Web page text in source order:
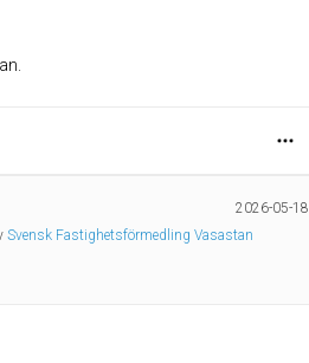
2026-05-18
Svensk Fastighetsförmedling Vasastan